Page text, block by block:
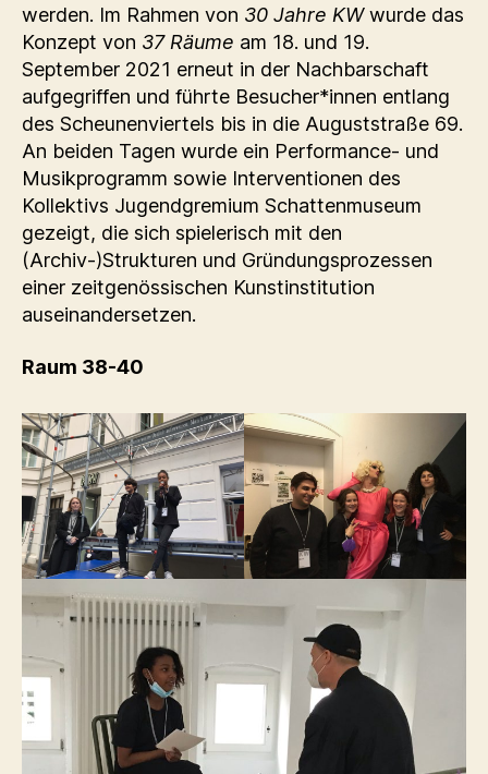
werden. Im Rahmen von 30 Jahre KWwurde das
Konzept von 37 Räume am 18. und 19.
September 2021 erneut in der Nachbarschaft
aufgegriffen und führte Besucher*innen entlang
des Scheunenviertels bis in die Auguststraße 69.
An beiden Tagen wurde ein Performance- und
Musikprogramm sowie Interventionen des
Kollektivs Jugendgremium Schattenmuseum
gezeigt, die sich spielerisch mit den
(Archiv-)Strukturen und Gründungsprozessen
einer zeitgenössischen Kunstinstitution
auseinandersetzen.
Raum 38-40